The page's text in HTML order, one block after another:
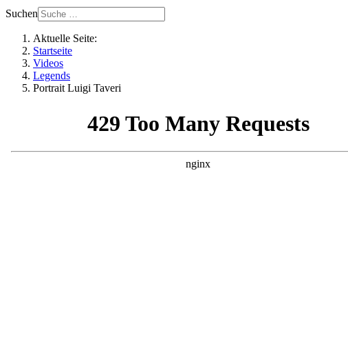
Suchen
Aktuelle Seite:
Startseite
Videos
Legends
Portrait Luigi Taveri